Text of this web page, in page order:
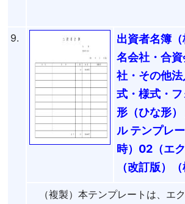
9.
出資者名簿
名会社・合
社・その他
式・様式・
形（ひな形
ル テンプレ
時）02（エ
（改訂版）（
（複製）本テンプレートは、エ